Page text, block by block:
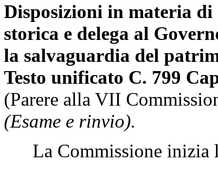
Disposizioni in materia
storica e delega al
la salvaguardia del
Testo unificato C. 799
(Parere alla VII
(Esame e rinvio).
La Commissione inizia